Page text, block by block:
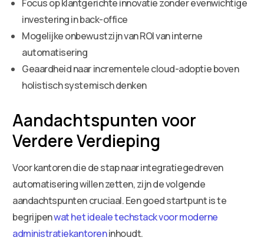
Focus op klantgerichte innovatie zonder evenwichtige
investering in back-office
Mogelijke onbewustzijn van ROI van interne
automatisering
Geaardheid naar incrementele cloud-adoptie boven
holistisch systemisch denken
Aandachtspunten voor
Verdere Verdieping
Voor kantoren die de stap naar integratiegedreven
automatisering willen zetten, zijn de volgende
aandachtspunten cruciaal. Een goed startpunt is te
begrijpenwat het ideale techstack voor moderne
administratiekantoreninhoudt.